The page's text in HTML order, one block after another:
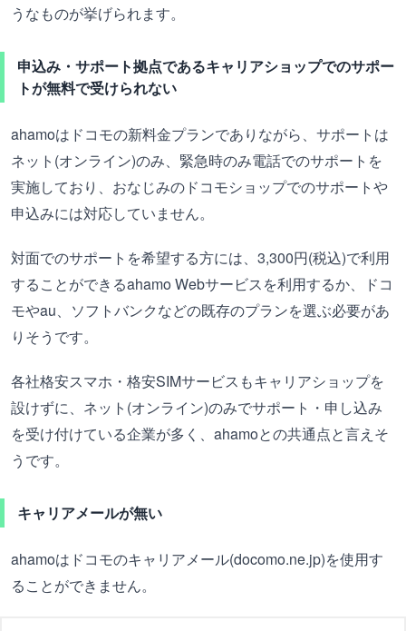
うなものが挙げられます。
申込み・サポート拠点であるキャリアショップでのサポー
トが無料で受けられない
ahamoはドコモの新料金プランでありながら、サポートは
ネット(オンライン)のみ、緊急時のみ電話でのサポートを
実施しており、おなじみのドコモショップでのサポートや
申込みには対応していません。
対面でのサポートを希望する方には、3,300円(税込)で利用
することができるahamo Webサービスを利用するか、ドコ
モやau、ソフトバンクなどの既存のプランを選ぶ必要があ
りそうです。
各社格安スマホ・格安SIMサービスもキャリアショップを
設けずに、ネット(オンライン)のみでサポート・申し込み
を受け付けている企業が多く、ahamoとの共通点と言えそ
うです。
キャリアメールが無い
ahamoはドコモのキャリアメール(docomo.ne.jp)を使用す
ることができません。